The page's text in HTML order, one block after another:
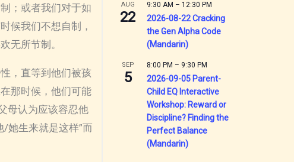
；或者我们对于如
候我们不想自制，
无所节制。
，直等到他们被孩
那时候，他们可能
母认为应该容忍他
/她生来就是这样”而
AUG
22
9:30 AM – 12:30 PM
2026-08-22 Cracking
the Gen Alpha Code
(Mandarin)
SEP
5
8:00 PM – 9:30 PM
2026-09-05 Parent-
Child EQ Interactive
Workshop: Reward or
Discipline? Finding the
Perfect Balance
(Mandarin)